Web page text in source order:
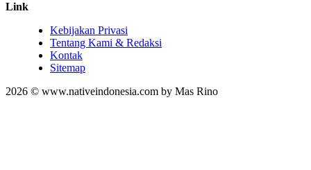
Link
Kebijakan Privasi
Tentang Kami & Redaksi
Kontak
Sitemap
2026 © www.nativeindonesia.com by Mas Rino